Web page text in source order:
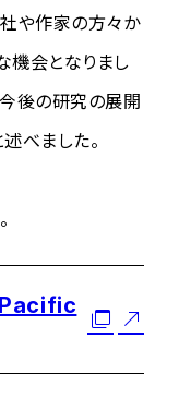
社や作家の方々か
機会となりまし
今後の研究の展開
べました。